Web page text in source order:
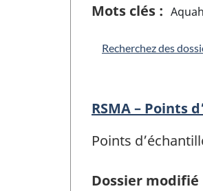
Mots clés :
Recherchez des
RSMA – Points
Points
Dossier modifié